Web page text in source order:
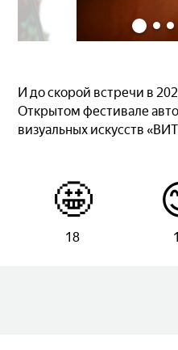
И до скорой встречи в
Открытом фестивале
визуальных искусств
🤩
18